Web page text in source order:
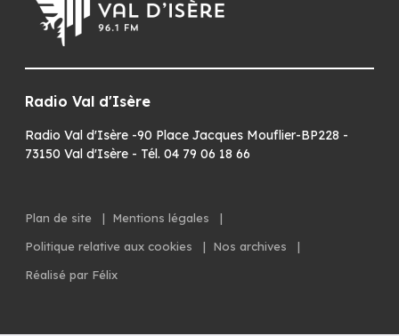
Radio Val d'Isère
Radio Val d'Isère -90 Place Jacques Mouflier-BP228 -
73150 Val d'Isère - Tél. 04 79 06 18 66
Plan de site | Mentions légales
|
Politique relative aux cookies
| Nos archives
|
Réalisé par Félix